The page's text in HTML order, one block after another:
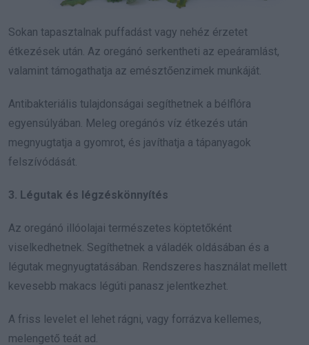
Sokan tapasztalnak puffadást vagy nehéz érzetet
étkezések után. Az oregánó serkentheti az epeáramlást,
valamint támogathatja az emésztőenzimek munkáját.
Antibakteriális tulajdonságai segíthetnek a bélflóra
egyensúlyában. Meleg oregánós víz étkezés után
megnyugtatja a gyomrot, és javíthatja a tápanyagok
felszívódását.
3. Légutak és légzéskönnyítés
Az oregánó illóolajai természetes köptetőként
viselkedhetnek. Segíthetnek a váladék oldásában és a
légutak megnyugtatásában. Rendszeres használat mellett
kevesebb makacs légúti panasz jelentkezhet.
A friss levelet el lehet rágni, vagy forrázva kellemes,
melengető teát ad.